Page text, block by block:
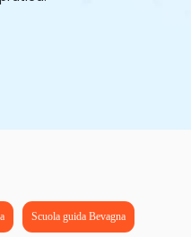
Scuola guida Bevagna